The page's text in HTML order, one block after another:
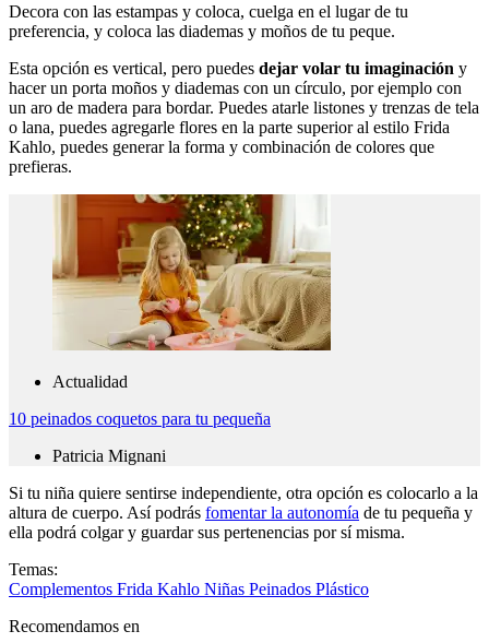
Decora con las estampas y coloca, cuelga en el lugar de tu
preferencia, y coloca las diademas y moños de tu peque.
Esta opción es vertical, pero puedes dejar volar tu imaginación y
hacer un porta moños y diademas con un círculo, por ejemplo con
un aro de madera para bordar. Puedes atarle listones y trenzas de tela
o lana, puedes agregarle flores en la parte superior al estilo Frida
Kahlo, puedes generar la forma y combinación de colores que
prefieras.
Actualidad
10 peinados coquetos para tu pequeña
Patricia Mignani
Si tu niña quiere sentirse independiente, otra opción es colocarlo a la
altura de cuerpo. Así podrás fomentar la autonomía de tu pequeña y
ella podrá colgar y guardar sus pertenencias por sí misma.
Temas:
Complementos Frida Kahlo Niñas Peinados Plástico
Recomendamos en